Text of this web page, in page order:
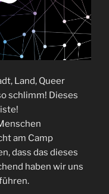
Land, Queer
schlimm! Dieses
am Camp
dass das dieses
haben wir uns